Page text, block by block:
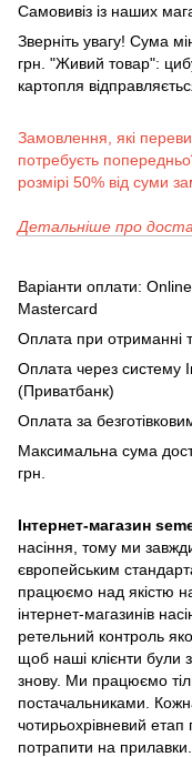
Самовивіз із наших
Зверніть увагу! Сума
грн. "Живий товар":
картопля
Замовлення, які
потребуєть
розмірі 50% від суми
Детальніше про
Варіанти оплати:
Mastercard
Оплата при отриманні
Оплата через систему
(Приватбанк)
Оплата за
Максимальна сума
грн.
Інтернет-магазин
насіння, тому ми
європейським
працюємо над якістю
інтернет-магазинів
ретельний контроль
щоб наші клієнти були
знову. Ми працюємо
постачальниками.
чотирьохрівневий етап
потрапити на прилавки.